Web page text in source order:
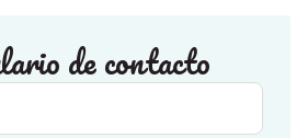
de contacto